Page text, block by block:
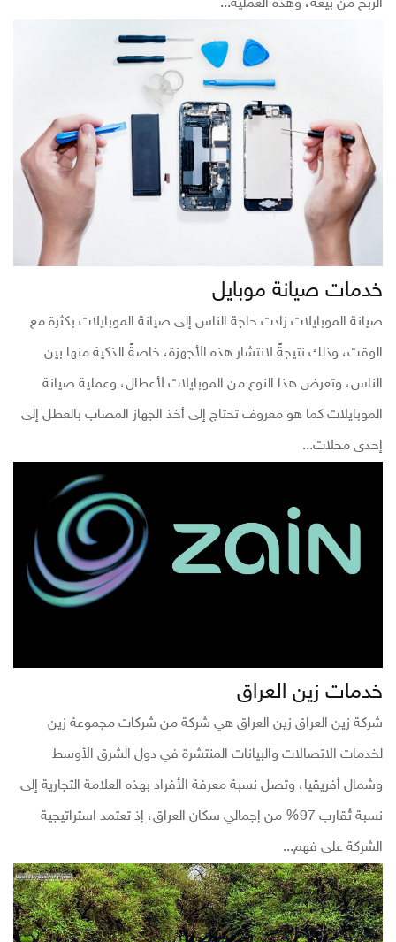
الربح من بيعه، وهذه العملية...
خدمات صيانة موبايل
صيانة الموبايلات زادت حاجة الناس إلى صيانة الموبايلات بكثرة مع
الوقت، وذلك نتيجةً لانتشار هذه الأجهزة، خاصةً الذكية منها بين
الناس، وتعرض هذا النوع من الموبايلات لأعطال، وعملية صيانة
الموبايلات كما هو معروف تحتاج إلى أخذ الجهاز المصاب بالعطل إلى
إحدى محلات...
خدمات زين العراق
شركة زين العراق زين العراق هي شركة من شركات مجموعة زين
لخدمات الاتصالات والبيانات المنتشرة في دول الشرق الأوسط
وشمال أفريقيا، وتصل نسبة معرفة الأفراد بهذه العلامة التجارية إلى
نسبة تُقارب 97% من إجمالي سكان العراق، إذ تعتمد استراتيجية
الشركة على فهم...